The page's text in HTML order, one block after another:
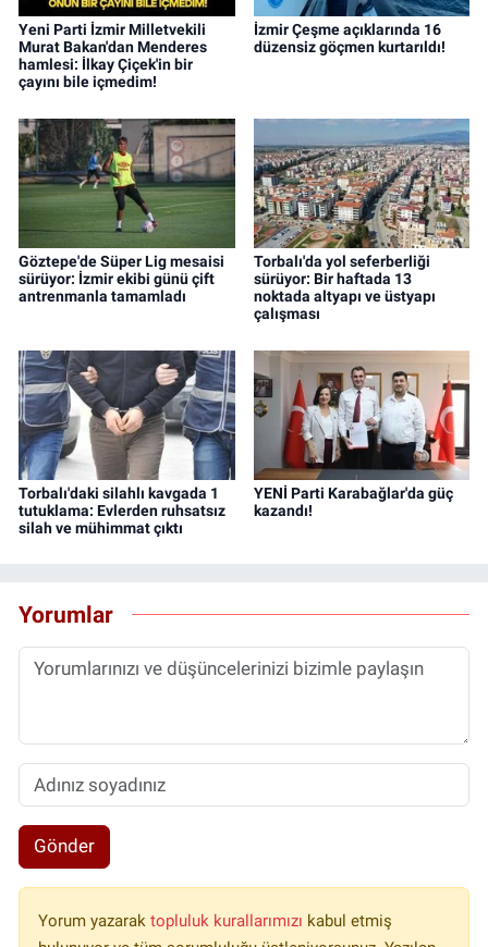
Yeni Parti İzmir Milletvekili
Murat Bakan'dan Menderes
hamlesi: İlkay Çiçek'in bir
çayını bile içmedim!
İzmir Çeşme açıklarında 16
düzensiz göçmen kurtarıldı!
Göztepe'de Süper Lig mesaisi
sürüyor: İzmir ekibi günü çift
antrenmanla tamamladı
Torbalı'da yol seferberliği
sürüyor: Bir haftada 13
noktada altyapı ve üstyapı
çalışması
Torbalı'daki silahlı kavgada 1
tutuklama: Evlerden ruhsatsız
silah ve mühimmat çıktı
YENİ Parti Karabağlar'da güç
kazandı!
Yorumlar
Gönder
Yorum yazarak topluluk kurallarımızı kabul etmiş